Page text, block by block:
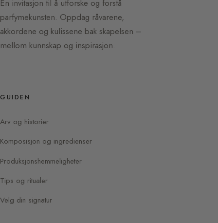
En invitasjon til å utforske og forstå
parfymekunsten. Oppdag råvarene,
akkordene og kulissene bak skapelsen –
mellom kunnskap og inspirasjon.
GUIDEN
Arv og historier
Komposisjon og ingredienser
Produksjonshemmeligheter
Tips og ritualer
Velg din signatur